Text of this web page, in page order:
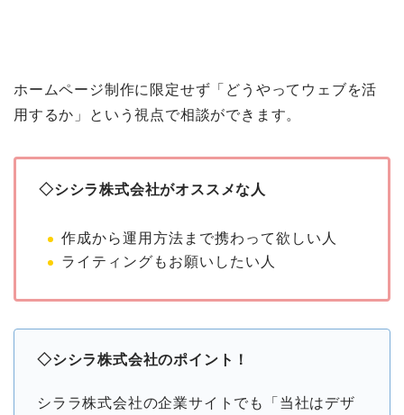
ホームページ制作に限定せず「どうやってウェブを活
用するか」という視点で相談ができます。
◇シシラ株式会社がオススメな人
作成から運用方法まで携わって欲しい人
ライティングもお願いしたい人
◇シシラ株式会社のポイント！
シララ株式会社の企業サイトでも「当社はデザ